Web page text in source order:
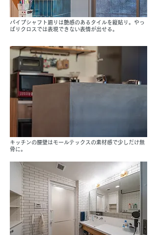
パイプシャフト廻りは艶感のあるタイルを縦貼り。やっ
ぱりクロスでは表現できない表情が出せる。
キッチンの腰壁はモールテックスの素材感で少しだけ無
骨に。